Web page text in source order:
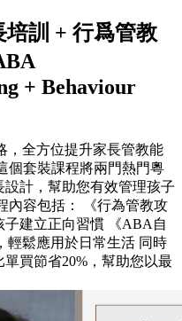
訓 + 行爲管教
+ Behaviour
，全方位提升家長管教能
個套裝課程將兩門熱門粵
計，幫助您有效管理孩子
內容包括： 《行為管教攻
建立正向習慣 《ABA自
輕鬆應用於日常生活 同時
買節省20%，幫助您以最